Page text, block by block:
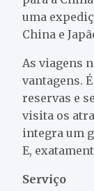
uma
China e
As viagens
vantagens.
reservas e
visita os
integra um
E,
Serviço